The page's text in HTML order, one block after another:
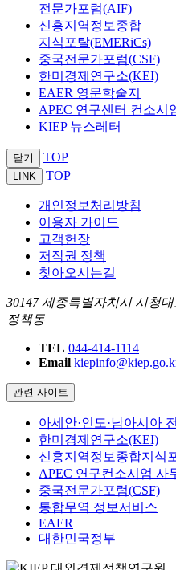
전문가포럼(AIF)
신흥지역정보종합
지식포탈(EMERiCs)
중국전문가포럼(CSF)
한미경제연구소(KEI)
EAER 영문학술지
APEC 연구센터 컨소시
KIEP 뉴스레터
닫기 TOP
LINK TOP
개인정보처리방침
이용자 가이드
고객헌장
저작권 정책
찾아오시는길
30147 세종특별자치시 시청
정책동
TEL 044-414-1114
Email
관련 사이트
아세안·인도·남아시아
한미경제연구소(KEI)
신흥지역정보종합지식
APEC 연구컨소시엄 사
중국전문가포럼(CSF)
통합무역 정보서비스
EAER
대한민국정부